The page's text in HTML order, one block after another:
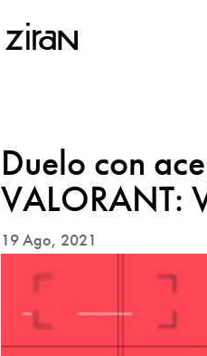
Duelo con
VALORANT:
19 Ago, 2021